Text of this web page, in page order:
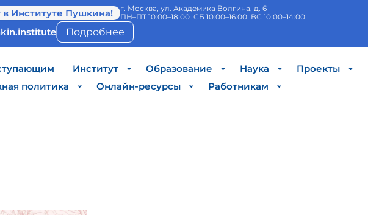
в Институте Пушкина!
г. Москва, ул. Академика Волгина, д. 6
ПН–ПТ 10:00–18:00 СБ 10:00–16:00 ВС 10:00–14:00
Подробнее
Институт Образование Наука
Проекты
политика
Онлайн-ресурсы Работникам